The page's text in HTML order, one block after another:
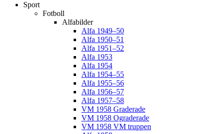
Sport
Fotboll
Alfabilder
Alfa 1949–50
Alfa 1950–51
Alfa 1951–52
Alfa 1953
Alfa 1954
Alfa 1954–55
Alfa 1955–56
Alfa 1956–57
Alfa 1957–58
VM 1958 Graderade
VM 1958 Ograderade
VM 1958 VM truppen